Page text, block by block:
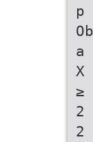
p
a
X
≥
2
2